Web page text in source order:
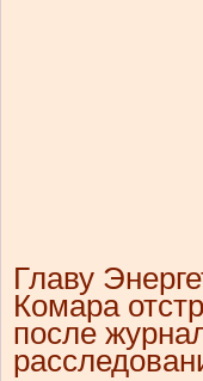
Главу
Комара
после